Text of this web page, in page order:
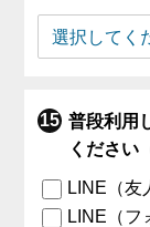
普段利用
ください
LINE（友
LINE（フ